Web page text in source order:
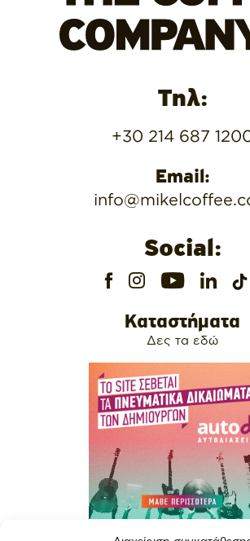
Τηλ:
+30 214 687
Email:
Social:
Καταστήματα
Δες τα εδώ